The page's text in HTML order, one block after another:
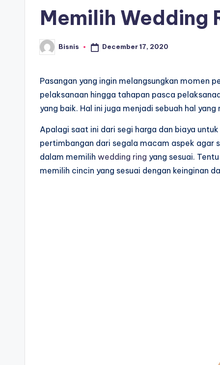
Memilih Wedding
Posted
by
Bisnis December 17, 2020
Pasangan yang ingin melangsungkan momen
pelaksanaan hingga tahapan pasca
yang baik. Hal ini juga menjadi sebuah hal
Apalagi saat ini dari segi harga dan biaya
pertimbangan dari segala macam aspek agar
dalam memilih wedding ring yang sesuai.
memilih cincin yang sesuai dengan keinginan